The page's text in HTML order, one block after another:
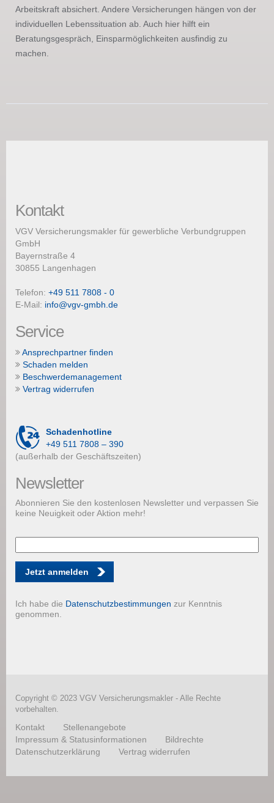
Arbeitskraft absichert. Andere Versicherungen hängen von der
individuellen Lebenssituation ab. Auch hier hilft ein
Beratungsgespräch, Einsparmöglichkeiten ausfindig zu
machen.
Kontakt
VGV Versicherungsmakler für gewerbliche Verbundgruppen
GmbH
Bayernstraße 4
30855 Langenhagen
Telefon: +49 511 7808 - 0
E-Mail: info@vgv-gmbh.de
Service
Ansprechpartner finden
Schaden melden
Beschwerdemanagement
Vertrag widerrufen
Schadenhotline
+49 511 7808 – 390
(außerhalb der Geschäftszeiten)
Newsletter
Abonnieren Sie den kostenlosen Newsletter und verpassen Sie
keine Neuigkeit oder Aktion mehr!
Jetzt anmelden
Ich habe die Datenschutzbestimmungen zur Kenntnis
genommen.
Copyright © 2023 VGV Versicherungsmakler - Alle Rechte
vorbehalten.
Kontakt
Stellenangebote
Impressum & Statusinformationen
Bildrechte
Datenschutzerklärung
Vertrag widerrufen